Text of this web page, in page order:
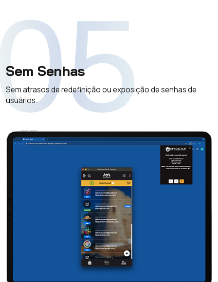
Sem Senhas
Sem atrasos de redefinição ou exposição de senhas de
usuários.